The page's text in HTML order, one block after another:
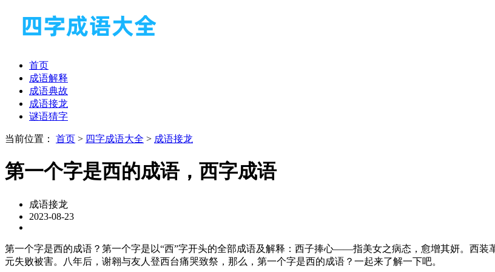
首页
成语解释
成语典故
成语接龙
谜语猜字
当前位置： 首页 > 四字成语大全 > 成语接龙
第一个字是西的成语，西字成语
成语接龙
2023-08-23
第一个字是西的成语？第一个字是以“西”字开头的全部成语及解释：西子捧心——指美女之病态，愈增其妍。
元失败被害。八年后，谢翱与友人登西台痛哭致祭，那么，第一个字是西的成语？一起来了解一下吧。